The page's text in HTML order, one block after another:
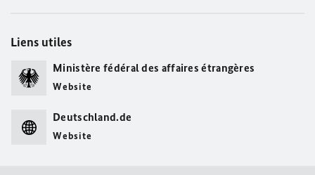
Liens utiles
Ministère fédéral des affaires étrangères
Website
Deutschland.de
Website